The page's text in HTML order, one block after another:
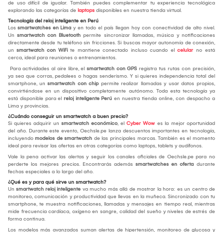
de uso difícil de igualar. También puedes complementar tu experiencia tecnológica
explorando las categorías de laptops disponibles en nuestra tienda virtual.
Tecnología del reloj inteligente en Perú
Los smartwatches en Lima y en todo el país llegan hoy con conectividad de alto nivel.
Un smartwatch con Bluetooth permite sincronizar llamadas, música y notificaciones
directamente desde tu teléfono sin fricciones. Si buscas mayor autonomía de conexión,
un smartwatch con WiFi te mantiene conectado incluso cuando el celular no está
cerca, ideal para reuniones o entrenamientos.
Para actividades al aire libre, el smartwatch con GPS registra tus rutas con precisión,
ya sea que corras, pedalees o hagas senderismo. Y si quieres independencia total del
smartphone, un smartwatch con chippermite realizar llamadas y usar datos propios,
convirtiéndose en un dispositivo completamente autónomo. Toda esta tecnología ya
está disponible para el reloj inteligente Perú en nuestra tienda online, con despacho a
Lima y provincias.
¿Cuándo conseguir un smartwatch a buen precio?
Si quieres adquirir un smartwatch económico, el Cyber Wow es la mejor oportunidad
del año. Durante este evento, Oechsle.pe lanza descuentos importantes en tecnología,
incluyendo modelos de smartwatch de las principales marcas. También es el momento
ideal para revisar las ofertas en otras categorías como laptops, tablets y audífonos.
Vale la pena activar las alertas y seguir los canales oficiales de Oechsle.pe para no
perderte los mejores precios. Encontrarás además smartwatches en oferta durante
fechas especiales a lo largo del año.
¿Qué es y para qué sirve un smartwatch?
Un smartwatch reloj inteligente va mucho más allá de mostrar la hora: es un centro de
monitoreo, comunicación y productividad que llevas en la muñeca. Sincronizado con tu
smartphone, te muestra notificaciones, llamadas y mensajes en tiempo real, mientras
mide frecuencia cardíaca, oxígeno en sangre, calidad del sueño y niveles de estrés de
forma continua.
Los modelos más avanzados suman alertas de hipertensión, monitoreo de glucosa y